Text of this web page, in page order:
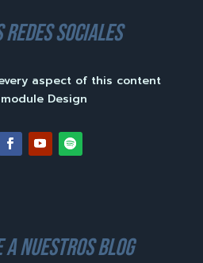
sociales
aspect of this content
Design
a nuestros blog